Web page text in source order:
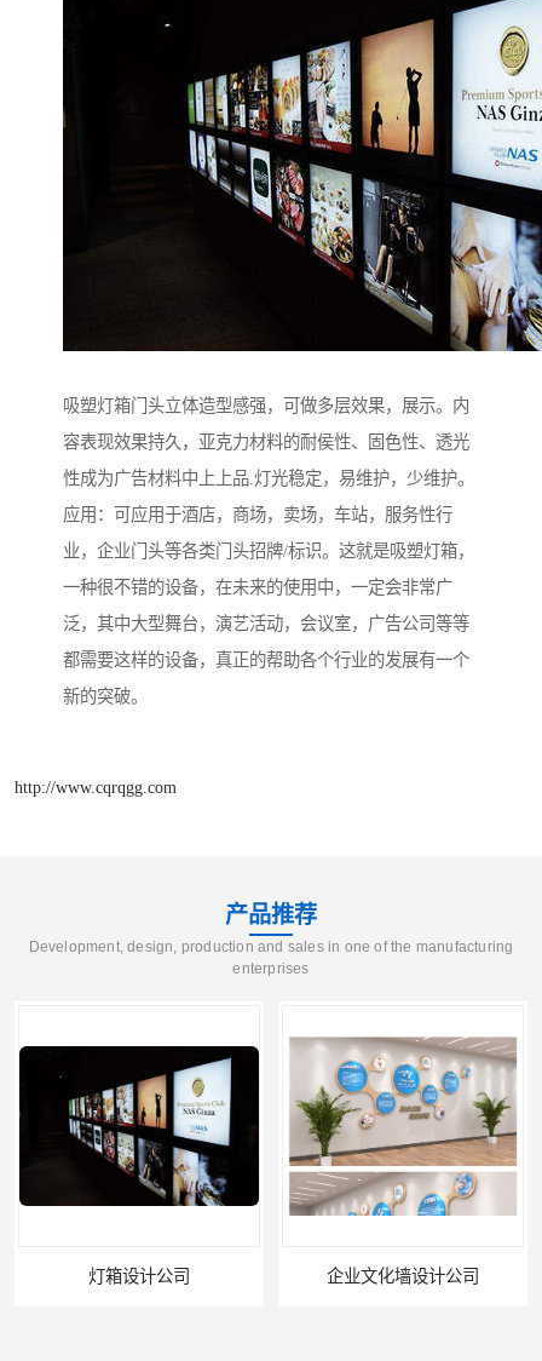
吸塑灯箱门头立体造型感强，可做多层效果，展示。内
容表现效果持久，亚克力材料的耐侯性、固色性、透光
性成为广告材料中上上品.灯光稳定，易维护，少维护。
应用：可应用于酒店，商场，卖场，车站，服务性行
业，企业门头等各类门头招牌/标识。这就是吸塑灯箱，
一种很不错的设备，在未来的使用中，一定会非常广
泛，其中大型舞台，演艺活动，会议室，广告公司等等
都需要这样的设备，真正的帮助各个行业的发展有一个
新的突破。
http://www.cqrqgg.com
产品推荐
Development, design, production and sales in one of the manufacturing
enterprises
灯箱设计公司 企业文化墙设计公司